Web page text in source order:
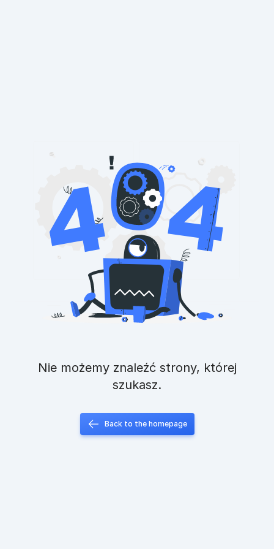
Nie możemy znaleźć strony, której
szukasz.
Back to the homepage